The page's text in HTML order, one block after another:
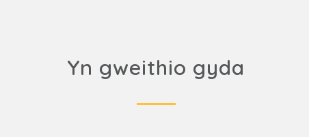
Yn gweithio gyda